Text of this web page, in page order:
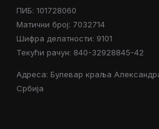
ПИБ: 101728060
Матични број: 7032714
Шифра делатности: 9101
Текући рачун: 840-32928845-42
Адреса: Булевар краља
Србија